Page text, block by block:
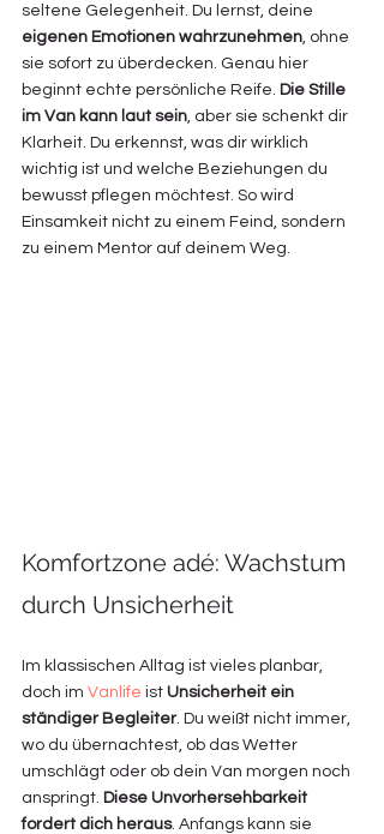
seltene Gelegenheit. Du lernst, deine
eigenen Emotionen wahrzunehmen , ohne
sie sofort zu überdecken. Genau hier
beginnt echte persönliche Reife. Die Stille
im Van kann laut sein , aber sie schenkt dir
Klarheit. Du erkennst, was dir wirklich
wichtig ist und welche Beziehungen du
bewusst pflegen möchtest. So wird
Einsamkeit nicht zu einem Feind, sondern
zu einem Mentor auf deinem Weg.
Komfortzone adé: Wachstum
durch Unsicherheit
Im klassischen Alltag ist vieles planbar,
doch im Vanlife ist Unsicherheit ein
ständiger Begleiter. Du weißt nicht immer,
wo du übernachtest, ob das Wetter
umschlägt oder ob dein Van morgen noch
anspringt. Diese Unvorhersehbarkeit
fordert dich heraus. Anfangs kann sie